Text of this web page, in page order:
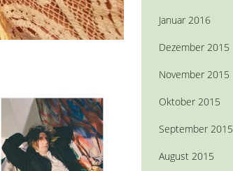
Januar 2016
Dezember 2015
November 2015
Oktober 2015
September 2015
August 2015